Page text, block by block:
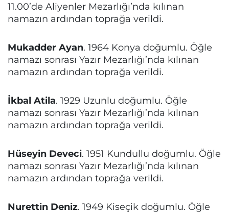
11.00’de Aliyenler Mezarlığı’nda kılınan
namazın ardından toprağa verildi.
Mukadder Ayan. 1964 Konya doğumlu. Öğle
namazı sonrası Yazır Mezarlığı’nda kılınan
namazın ardından toprağa verildi.
İkbal Atila. 1929 Uzunlu doğumlu. Öğle
namazı sonrası Yazır Mezarlığı’nda kılınan
namazın ardından toprağa verildi.
Hüseyin Deveci. 1951 Kundullu doğumlu. Öğle
namazı sonrası Yazır Mezarlığı’nda kılınan
namazın ardından toprağa verildi.
Nurettin Deniz. 1949 Kiseçik doğumlu. Öğle